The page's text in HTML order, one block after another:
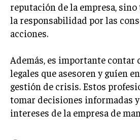
TALENTOS
RECURSOS HUMANOS Y
RECLUTAMIENTO Y
DESARROLLO DE
GESTIÓN DEL DESEMPEÑO
reputación de la empresa,
la responsabilidad por las
acciones.
Además, es importante contar
legales que asesoren y guíen
gestión de crisis. Estos
tomar decisiones informadas
intereses de la empresa de